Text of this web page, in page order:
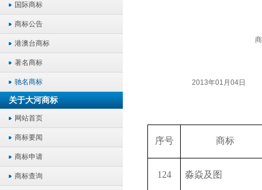
国际商标
商标公告
港澳台商标
著名商标
驰名商标
关于大河商标
网站首页
商标要闻
商标申请
商标查询
2013年01月04日
序号 商标
124 淼焱及图